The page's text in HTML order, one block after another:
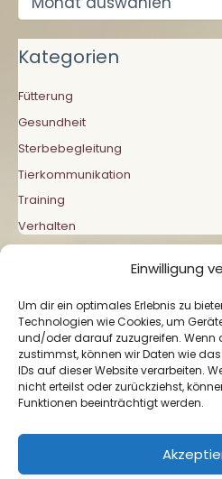
Einwilligung
Um dir ein optimales Erlebnis zu
Technologien wie Cookies, um
und/oder darauf zuzugreifen. Wenn
zustimmst, können wir Daten wie
IDs auf dieser Website verarbeiten.
nicht erteilst oder zurückziehst,
Funktionen beeinträchtigt werden.
Kategorien
Fütterung
Gesundheit
Sterbebegleitung
Tierkommunikation
Training
Verhalten
Impressum|